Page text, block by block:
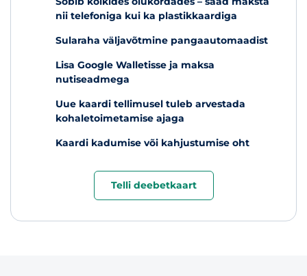
nii telefoniga kui ka plastikkaardiga
Sularaha väljavõtmine pangaautomaadist
Lisa Google Walletisse ja maksa
nutiseadmega
Uue kaardi tellimusel tuleb arvestada
kohaletoimetamise ajaga
Kaardi kadumise või kahjustumise oht
Telli deebetkaart